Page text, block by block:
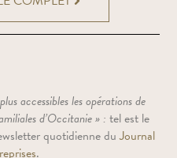
accessibles les opérations de
d’Occitanie » : tel est le
quotidienne duJournal
.